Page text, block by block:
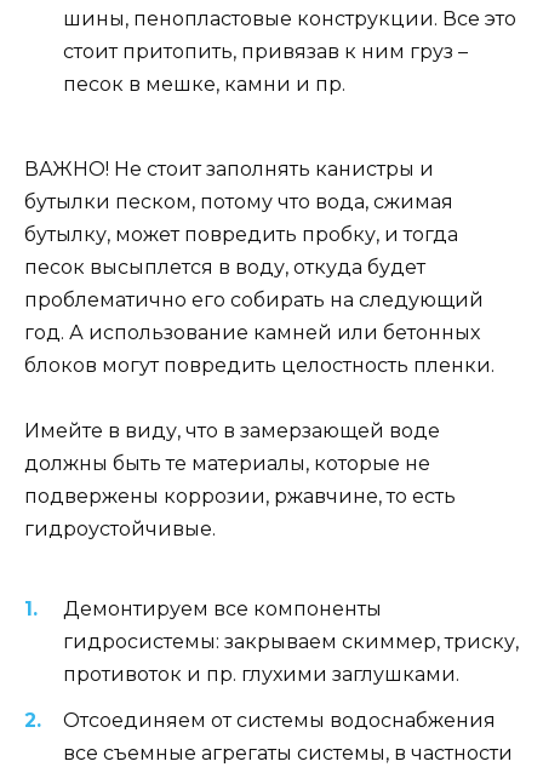
шины, пенопластовые конструкции. Все это
стоит притопить, привязав к ним груз –
песок в мешке, камни и пр.
ВАЖНО! Не стоит заполнять канистры и
бутылки песком, потому что вода, сжимая
бутылку, может повредить пробку, и тогда
песок высыплется в воду, откуда будет
проблематично его собирать на следующий
год. А использование камней или бетонных
блоков могут повредить целостность пленки.
Имейте в виду, что в замерзающей воде
должны быть те материалы, которые не
подвержены коррозии, ржавчине, то есть
гидроустойчивые.
Демонтируем все компоненты
гидросистемы: закрываем скиммер, триску,
противоток и пр. глухими заглушками.
Отсоединяем от системы водоснабжения
все съемные агрегаты системы, в частности